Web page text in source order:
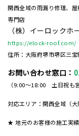
関西全域の雨漏り修理、
専門店
（株）イーロックホ
https://elock-roof.com/
住所：大阪府堺市堺区三宝
お問い合わせ窓口：
（9:00～18:00 土日祝も
対応エリア：関西全域（
★ 地元のお客様の施工実績